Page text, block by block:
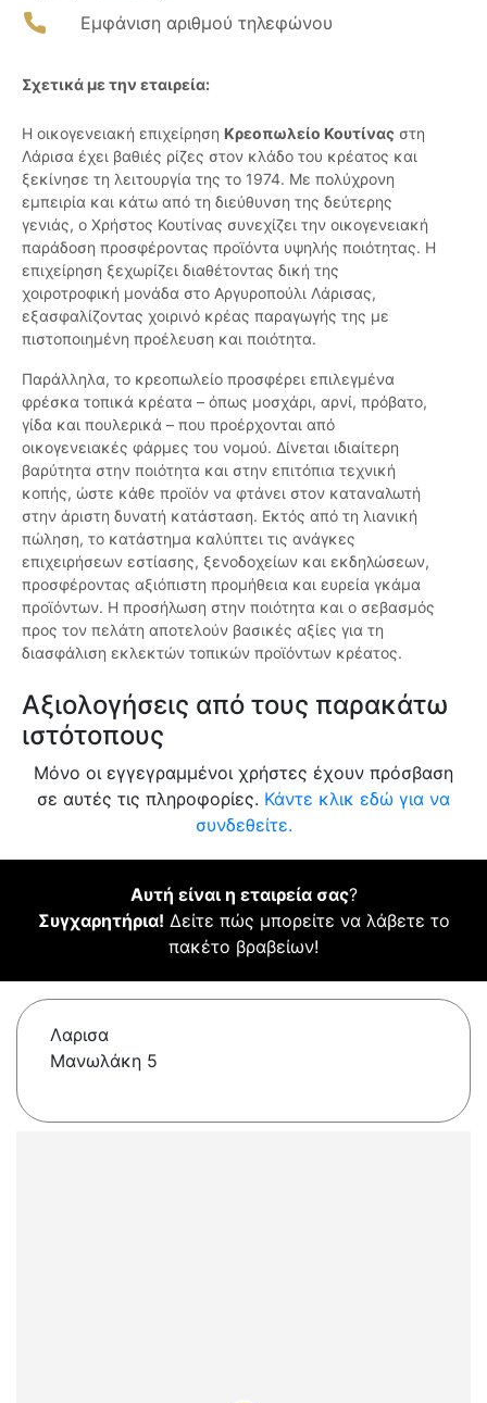
Εμφάνιση αριθμού τηλεφώνου
Σχετικά με την εταιρεία:
Η οικογενειακή επιχείρηση Κρεοπωλείο Κουτίνας στη
Λάρισα έχει βαθιές ρίζες στον κλάδο του κρέατος και
ξεκίνησε τη λειτουργία της το 1974. Με πολύχρονη
εμπειρία και κάτω από τη διεύθυνση της δεύτερης
γενιάς, ο Χρήστος Κουτίνας συνεχίζει την οικογενειακή
παράδοση προσφέροντας προϊόντα υψηλής ποιότητας. Η
επιχείρηση ξεχωρίζει διαθέτοντας δική της
χοιροτροφική μονάδα στο Αργυροπούλι Λάρισας,
εξασφαλίζοντας χοιρινό κρέας παραγωγής της με
πιστοποιημένη προέλευση και ποιότητα.
Παράλληλα, το κρεοπωλείο προσφέρει επιλεγμένα
φρέσκα τοπικά κρέατα – όπως μοσχάρι, αρνί, πρόβατο,
γίδα και πουλερικά – που προέρχονται από
οικογενειακές φάρμες του νομού. Δίνεται ιδιαίτερη
βαρύτητα στην ποιότητα και στην επιτόπια τεχνική
κοπής, ώστε κάθε προϊόν να φτάνει στον καταναλωτή
στην άριστη δυνατή κατάσταση. Εκτός από τη λιανική
πώληση, το κατάστημα καλύπτει τις ανάγκες
επιχειρήσεων εστίασης, ξενοδοχείων και εκδηλώσεων,
προσφέροντας αξιόπιστη προμήθεια και ευρεία γκάμα
προϊόντων. Η προσήλωση στην ποιότητα και ο σεβασμός
προς τον πελάτη αποτελούν βασικές αξίες για τη
διασφάλιση εκλεκτών τοπικών προϊόντων κρέατος.
Αξιολογήσεις από τους παρακάτω
ιστότοπους
Μόνο οι εγγεγραμμένοι χρήστες έχουν πρόσβαση
σε αυτές τις πληροφορίες. Κάντε κλικ εδώ για να
συνδεθείτε.
Αυτή είναι η εταιρεία σας?
Συγχαρητήρια! Δείτε πώς μπορείτε να λάβετε το
πακέτο βραβείων!
Λαρισα
Μανωλάκη 5